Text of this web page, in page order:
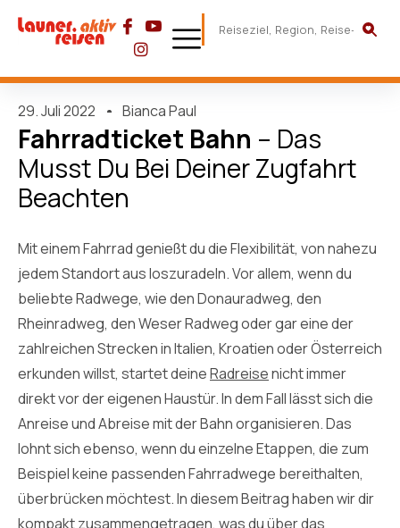
29. Juli 2022 Bianca Paul
Fahrradticket Bahn – Das
Musst Du Bei Deiner Zugfahrt
Beachten
Mit einem Fahrrad genießt du die Flexibilität, von nahezu
jedem Standort aus loszuradeln. Vor allem, wenn du
beliebte Radwege, wie den Donauradweg, den
Rheinradweg, den Weser Radweg oder gar eine der
zahlreichen Strecken in Italien, Kroatien oder Österreich
erkunden willst, startet deineRadreisenicht immer
direkt vor der eigenen Haustür. In dem Fall lässt sich die
Anreise und Abreise mit der Bahn organisieren. Das
lohnt sich ebenso, wenn du einzelne Etappen, die zum
Beispiel keine passenden Fahrradwege bereithalten,
überbrücken möchtest. In diesem Beitrag haben wir dir
kompakt zusammengetragen, was du über das